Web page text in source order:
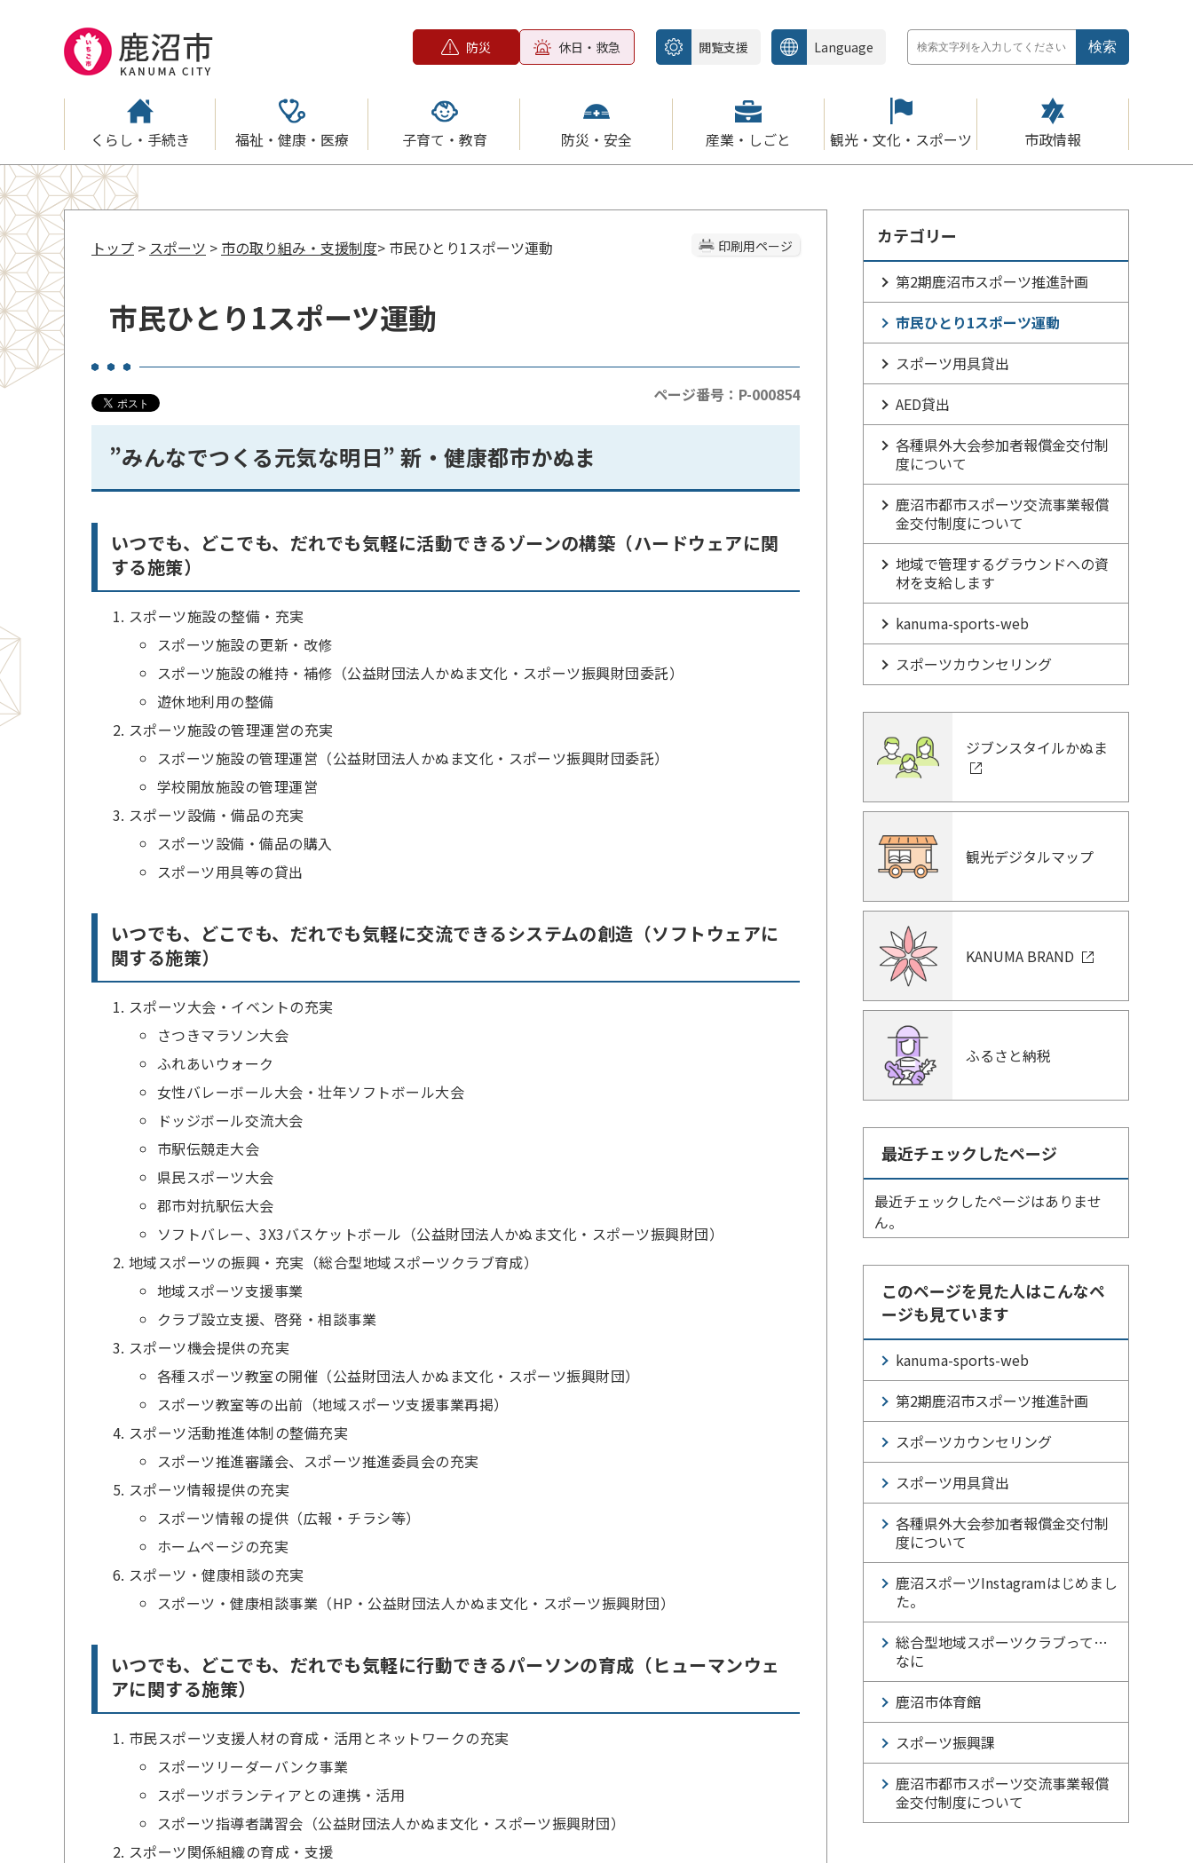
防災 休日・救急 閲覧支援 Language
くらし・手続き 福祉・健康・医療 子育て・教育 防災・安全 産業・しごと 観光・文化・スポーツ 市政情報
印刷用ページ
トップ > スポーツ > 市の取り組み・支援制度> 市民ひとり1スポーツ運動
市民ひとり1スポーツ運動
ページ番号：P-000854
”みんなでつくる元気な明日” 新・健康都市かぬま
いつでも、どこでも、だれでも気軽に活動できるゾーンの構築（ハードウェアに関
する施策）
スポーツ施設の整備・充実
スポーツ施設の更新・改修
スポーツ施設の維持・補修（公益財団法人かぬま文化・スポーツ振興財団委託）
遊休地利用の整備
スポーツ施設の管理運営の充実
スポーツ施設の管理運営（公益財団法人かぬま文化・スポーツ振興財団委託）
学校開放施設の管理運営
スポーツ設備・備品の充実
スポーツ設備・備品の購入
スポーツ用具等の貸出
いつでも、どこでも、だれでも気軽に交流できるシステムの創造（ソフトウェアに
関する施策）
スポーツ大会・イベントの充実
さつきマラソン大会
ふれあいウォーク
女性バレーボール大会・壮年ソフトボール大会
ドッジボール交流大会
市駅伝競走大会
県民スポーツ大会
郡市対抗駅伝大会
ソフトバレー、3X3バスケットボール（公益財団法人かぬま文化・スポーツ振興財団）
地域スポーツの振興・充実（総合型地域スポーツクラブ育成）
地域スポーツ支援事業
クラブ設立支援、啓発・相談事業
スポーツ機会提供の充実
各種スポーツ教室の開催（公益財団法人かぬま文化・スポーツ振興財団）
スポーツ教室等の出前（地域スポーツ支援事業再掲）
スポーツ活動推進体制の整備充実
スポーツ推進審議会、スポーツ推進委員会の充実
スポーツ情報提供の充実
スポーツ情報の提供（広報・チラシ等）
ホームページの充実
スポーツ・健康相談の充実
スポーツ・健康相談事業（HP・公益財団法人かぬま文化・スポーツ振興財団）
いつでも、どこでも、だれでも気軽に行動できるパーソンの育成（ヒューマンウェ
アに関する施策）
市民スポーツ支援人材の育成・活用とネットワークの充実
スポーツリーダーバンク事業
スポーツボランティアとの連携・活用
スポーツ指導者講習会（公益財団法人かぬま文化・スポーツ振興財団）
スポーツ関係組織の育成・支援
カテゴリー
第2期鹿沼市スポーツ推進計画
市民ひとり1スポーツ運動
スポーツ用具貸出
AED貸出
各種県外大会参加者報償金交付制
度について
鹿沼市都市スポーツ交流事業報償
金交付制度について
地域で管理するグラウンドへの資
材を支給します
kanuma-sports-web
スポーツカウンセリング
ジブンスタイルかぬま
観光デジタルマップ
KANUMA BRAND
ふるさと納税
最近チェックしたページ
最近チェックしたページはありませ
ん。
このページを見た人はこんなペ
ージも見ています
kanuma-sports-web
第2期鹿沼市スポーツ推進計画
スポーツカウンセリング
スポーツ用具貸出
各種県外大会参加者報償金交付制
度について
鹿沼スポーツInstagramはじめまし
た。
総合型地域スポーツクラブって…
なに
鹿沼市体育館
スポーツ振興課
鹿沼市都市スポーツ交流事業報償
金交付制度について